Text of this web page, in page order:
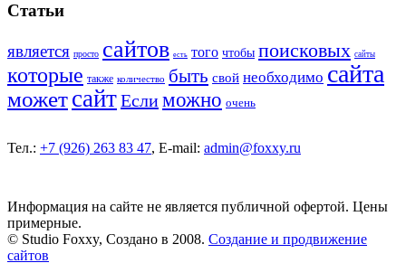
Статьи
является просто сайтов есть того чтобы поисковых сайты
которые также количество быть свой необходимо сайта
можетсайтЕслиможно очень
Тел.: +7 (926) 263 83 47, E-mail: admin@foxxy.ru
Информация на сайте не является публичной офертой. Цены
примерные.
© Studio Foxxy, Создано в 2008. Создание и продвижение
сайтов